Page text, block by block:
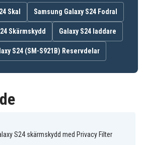
Skal Samsung Galaxy S24 Fodral
Skärmskydd Galaxy S24 laddare
S24 (SM-S921B) Reservdelar
S24 skärmskydd med Privacy Filter